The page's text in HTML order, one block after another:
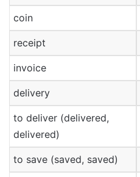
coin
receipt
invoice
delivery
to deliver (delivered,
delivered)
to save (saved, saved)